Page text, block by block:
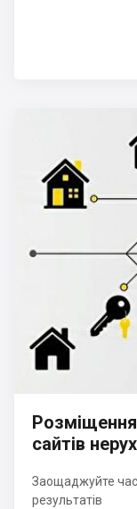
сайтів
Заощаджуйте час
результатів